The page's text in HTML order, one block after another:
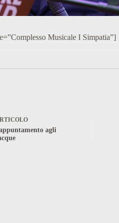
Musicale I Simpatia”]
agli